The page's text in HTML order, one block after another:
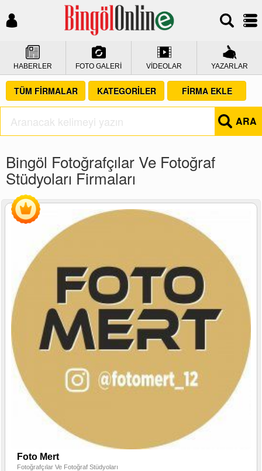
HABERLER FOTO GALERİ VİDEOLAR YAZARLAR
TÜM FİRMALAR KATEGORİLER FİRMA EKLE
ARA
Bingöl Fotoğrafçılar Ve Fotoğraf
Stüdyoları Firmaları
Foto Mert
Fotoğrafçılar Ve Fotoğraf Stüdyoları